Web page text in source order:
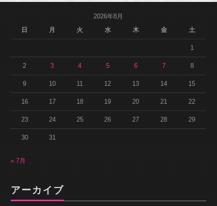
2026年8月
日
月 火 水 木 金 土
1
2 3 4 5 6 7 8
9 10 11 12 13 14 15
16 17 18 19 20 21 22
23 24 25 26 27 28 29
30 31
« 7月
アーカイブ